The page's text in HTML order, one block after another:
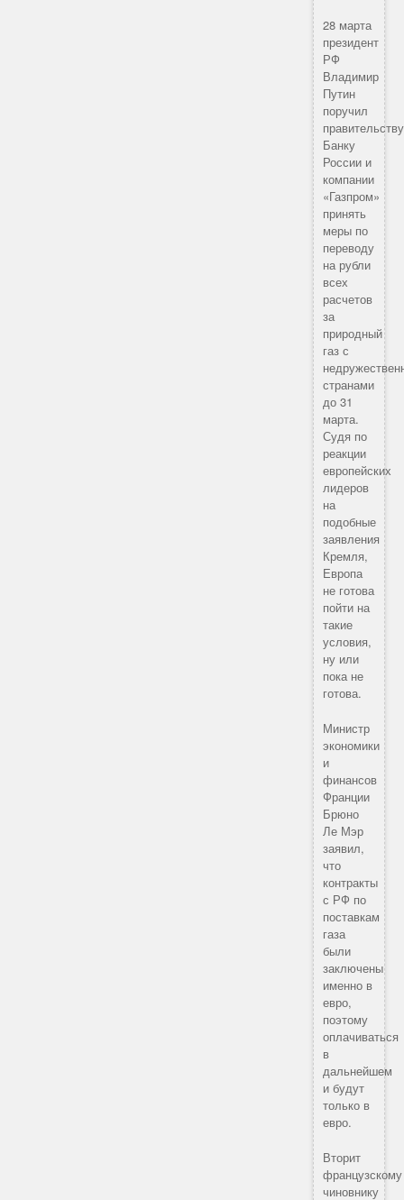
28 марта
президент
РФ
Владимир
Путин
поручил
Банку
России и
компании
«Газпром»
принять
меры по
переводу
на рубли
всех
расчетов
за
природный
газ с
странами
до 31
марта.
Судя по
реакции
европейских
лидеров
на
подобные
заявления
Кремля,
Европа
не готова
пойти на
такие
условия,
ну или
пока не
готова.
Министр
экономики
и
финансов
Франции
Брюно
Ле Мэр
заявил,
что
контракты
с РФ по
поставкам
газа
были
заключены
именно в
евро,
поэтому
оплачиваться
в
дальнейшем
и будут
только в
евро.
Вторит
французскому
чиновнику